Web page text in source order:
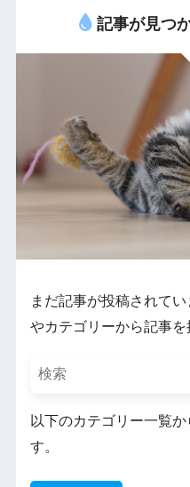
記事が見つ
まだ記事が投稿されて
やカテゴリーから記事を
以下のカテゴリー一覧
す。